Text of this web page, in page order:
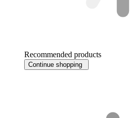
Recommended products
Continue shopping